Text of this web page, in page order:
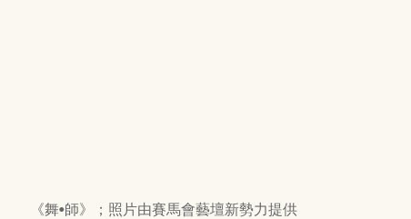
《舞•師》；照片由賽馬會藝壇新勢力提供